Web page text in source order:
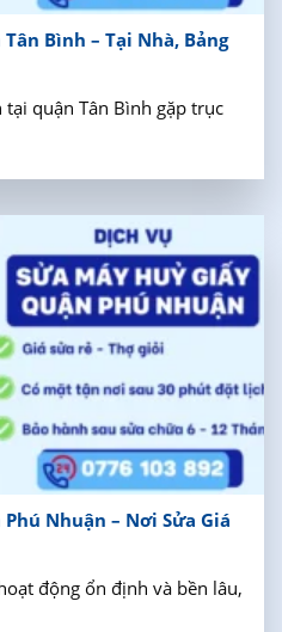
Bình – Tại Nhà, Bảng
quận Tân Bình gặp trục
Nhuận – Nơi Sửa Giá
động ổn định và bền lâu,